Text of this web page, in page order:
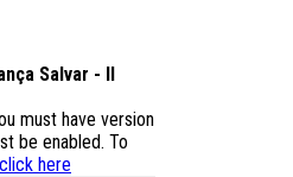
Salvar - II
must have version
be enabled. To
click here